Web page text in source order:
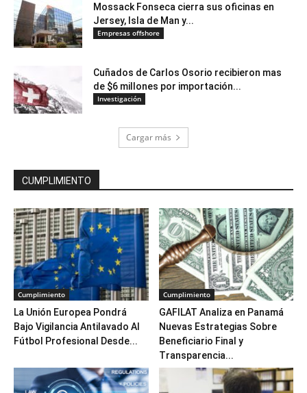
Mossack Fonseca cierra sus oficinas en
Jersey, Isla de Man y...
Empresas offshore
Cuñados de Carlos Osorio recibieron mas
de $6 millones por importación...
Investigación
Cargar más
CUMPLIMIENTO
Cumplimiento
La Unión Europea Pondrá
Bajo Vigilancia Antilavado Al
Fútbol Profesional Desde...
Cumplimiento
GAFILAT Analiza en Panamá
Nuevas Estrategias Sobre
Beneficiario Final y
Transparencia...